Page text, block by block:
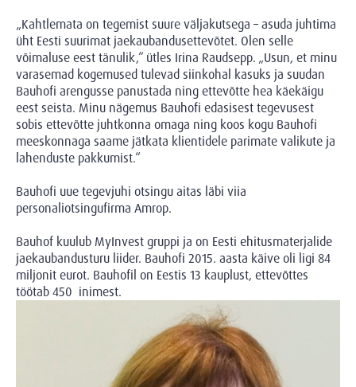
„Kahtlemata on tegemist suure väljakutsega – asuda juhtima
üht Eesti suurimat jaekaubandusettevõtet. Olen selle
võimaluse eest tänulik,“ ütles Irina Raudsepp. „Usun, et minu
varasemad kogemused tulevad siinkohal kasuks ja suudan
Bauhofi arengusse panustada ning ettevõtte hea käekäigu
eest seista. Minu nägemus Bauhofi edasisest tegevusest
sobis ettevõtte juhtkonna omaga ning koos kogu Bauhofi
meeskonnaga saame jätkata klientidele parimate valikute ja
lahenduste pakkumist.“
Bauhofi uue tegevjuhi otsingu aitas läbi viia
personaliotsingufirma Amrop.
Bauhof kuulub MyInvest gruppi ja on Eesti ehitusmaterjalide
jaekaubandusturu liider. Bauhofi 2015. aasta käive oli ligi 84
miljonit eurot. Bauhofil on Eestis 13 kauplust, ettevõttes
töötab 450 inimest.